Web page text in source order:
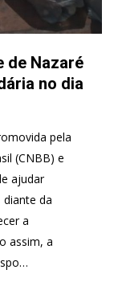
de Nazaré
no dia
pela
(CNBB) e
ajudar
diante da
a
assim, a